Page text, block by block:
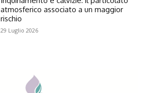
atmosferico associato a un maggior
rischio
29 Luglio 2026